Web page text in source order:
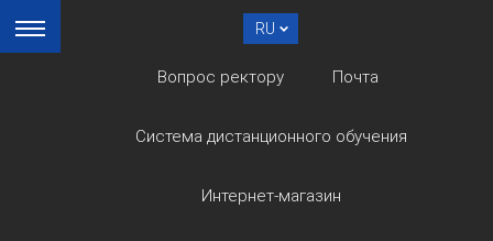
RU
Вопрос ректору Почта
Система дистанционного обучения
Интернет-магазин